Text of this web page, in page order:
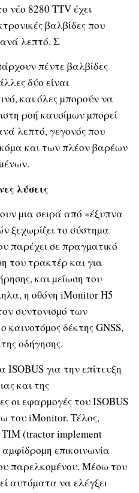
νέο 8280 TTV έχει
βαλβίδες που
λεπτό. Σ
πέντε βαλβίδες
δύο είναι
και όλες µπορούν να
ροή καυσίµων µπορεί
λεπτό, γεγονός που
και των πλέον βαρέων
λύσεις
µια σειρά από «έξυπνα
ξεχωρίζει το σύστηµα
παρέχει σε πραγµατικό
του τρακτέρ και για
και µείωση του
η οθόνη iMonitor H5
συντονισµό των
δέκτης GNSS,
οδήγησης.
ISOBUS για την επίτευξη
και της
οι εφαρµογές του ISOBUS
του iMonitor. Τέλος,
TIM (tractor implement
επικοινωνία
παρελκοµένου. Μέσω του
αυτόµατα να ελέγξει